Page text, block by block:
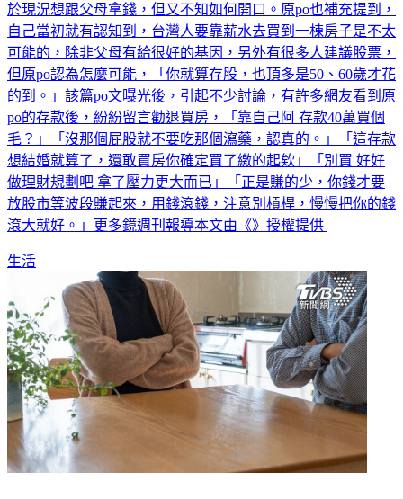
於現況想跟父母拿錢，但又不知如何開口。原po也補充提到，
自己當初就有認知到，台灣人要靠薪水去買到一棟房子是不太
可能的，除非父母有給很好的基因，另外有很多人建議股票，
但原po認為怎麼可能，「你就算存股，也頂多是50、60歲才花
的到。」該篇po文曝光後，引起不少討論，有許多網友看到原
po的存款後，紛紛留言勸退買房，「靠自己阿 存款40萬買個
毛？」「沒那個屁股就不要吃那個瀉藥，認真的。」「這存款
想結婚就算了，還敢買房你確定買了繳的起欸」「別買 好好
做理財規劃吧 拿了壓力更大而已」「正是賺的少，你錢才要
放股市等波段賺起來，用錢滾錢，注意別槓桿，慢慢把你的錢
滾大就好。」更多鏡週刊報導本文由《》授權提供
生活